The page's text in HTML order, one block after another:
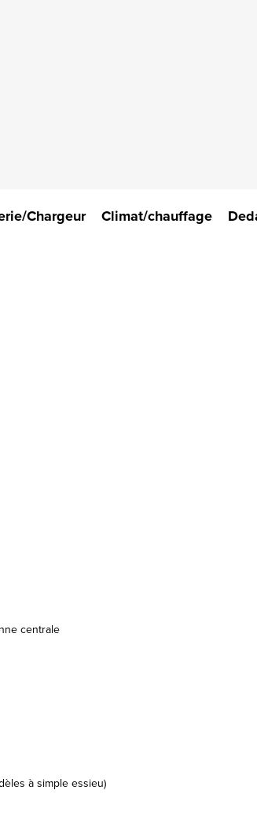
Chargeur Climat/chauffage
centrale
à simple essieu)